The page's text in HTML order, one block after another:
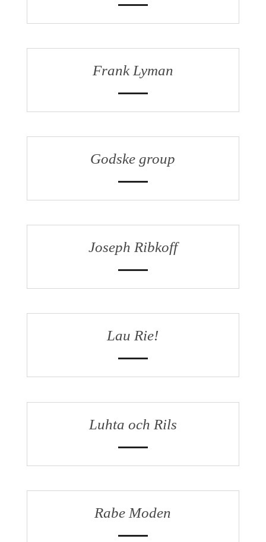
Frank Lyman
Godske group
Joseph Ribkoff
Lau Rie!
Luhta och Rils
Rabe Moden